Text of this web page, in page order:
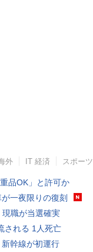
外 IT 経済 スポーツ
品OK」と許可か
一夜限りの復刻
職が当選確実
される 1人死亡
幹線が初運行